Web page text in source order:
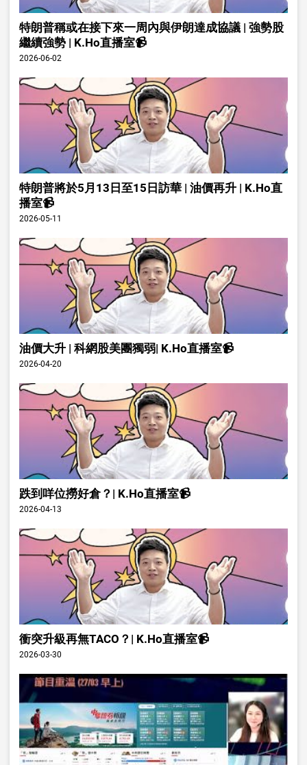
特朗普稱或在接下來一周內與伊朗達成協議 | 強勢股
繼續強勢 | K.Ho直播室📹
2026-06-02
特朗普將於5月13日至15日訪華 | 油價再升 | K.Ho直
播室📹
2026-05-11
油價大升 | 科網股美團獨弱| K.Ho直播室📹
2026-04-20
跌到咩位撈好倉？| K.Ho直播室📹
2026-04-13
衝突升級再無TACO？| K.Ho直播室📹
2026-03-30